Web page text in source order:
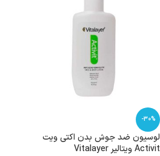
-30%
لوسیون ضد جوش بدن اکتی ویت
Activit ویتالیر Vitalayer